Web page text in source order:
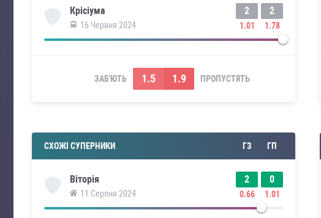
Крісіума
16 Червня 2024
2
1.01
2
1.78
ЗАБ'ЮТЬ 1.5 1.9 ПРОПУСТЯТЬ
СХОЖІ СУПЕРНИКИ ГЗ ГП
Віторія
11 Серпня 2024
2
0.66
0
1.01